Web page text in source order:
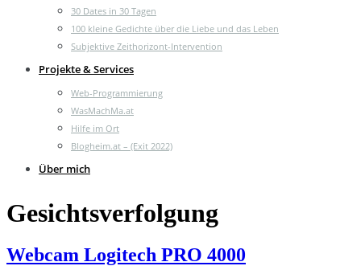
30 Dates in 30 Tagen
100 kleine Gedichte über die Liebe und das Leben
Subjektive Zeithorizont-Intervention
Projekte & Services
Web-Programmierung
WasMachMa.at
Hilfe im Ort
Blogheim.at – (Exit 2022)
Über mich
Gesichtsverfolgung
Webcam Logitech PRO 4000